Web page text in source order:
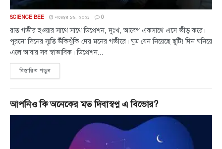
SCIENCE BEE নভেম্বর ১৬, ২০২১ 0
রাত গভীর হওয়ার সাথে সাথে ডিপ্রেশন, দুঃখ, আবেগ একসাথে এসে ভীড় করে।
পুরনো দিনের স্মৃতি উঁকিঝুঁকি দেয় মনের গভীরে। ঘুম যেন নিয়েছে ছুটি! দিন ঘনিয়ে
এলে আবার সব স্বাভাবিক। ডিপ্রেশন...
বিস্তারিত পড়ুন
আপনিও কি অনেকের মত দিবাস্বপ্ন এ বিভোর?